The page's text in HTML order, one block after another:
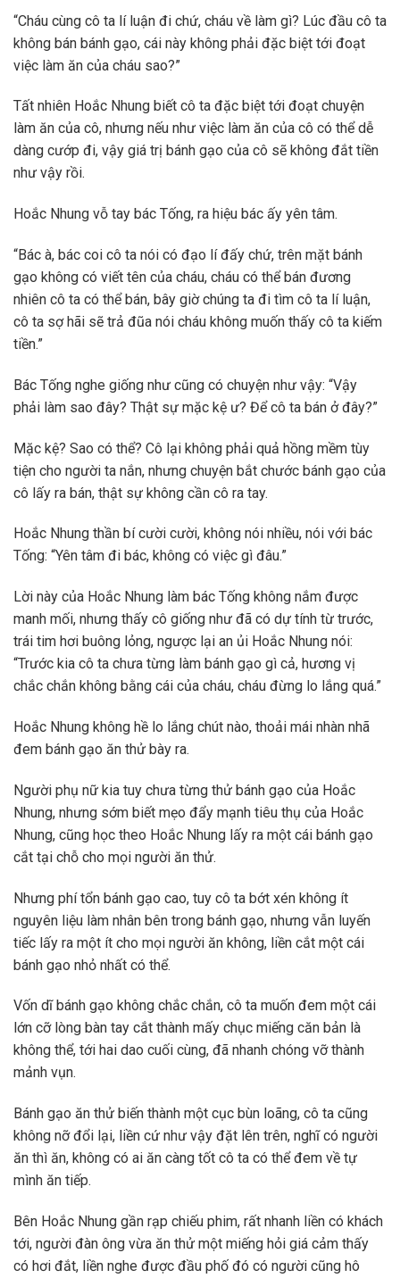
“Cháu cùng cô ta lí luận đi chứ, cháu về làm gì? Lúc đầu cô ta
không bán bánh gạo, cái này không phải đặc biệt tới đoạt
việc làm ăn của cháu sao?”
Tất nhiên Hoắc Nhung biết cô ta đặc biệt tới đoạt chuyện
làm ăn của cô, nhưng nếu như việc làm ăn của cô có thể dễ
dàng cướp đi, vậy giá trị bánh gạo của cô sẽ không đắt tiền
như vậy rồi.
Hoắc Nhung vỗ tay bác Tống, ra hiệu bác ấy yên tâm.
“Bác à, bác coi cô ta nói có đạo lí đấy chứ, trên mặt bánh
gạo không có viết tên của cháu, cháu có thể bán đương
nhiên cô ta có thể bán, bây giờ chúng ta đi tìm cô ta lí luận,
cô ta sợ hãi sẽ trả đũa nói cháu không muốn thấy cô ta kiếm
tiền.”
Bác Tống nghe giống như cũng có chuyện như vậy: “Vậy
phải làm sao đây? Thật sự mặc kệ ư? Để cô ta bán ở đây?”
Mặc kệ? Sao có thể? Cô lại không phải quả hồng mềm tùy
tiện cho người ta nắn, nhưng chuyện bắt chước bánh gạo của
cô lấy ra bán, thật sự không cần cô ra tay.
Hoắc Nhung thần bí cười cười, không nói nhiều, nói với bác
Tống: “Yên tâm đi bác, không có việc gì đâu.”
Lời này của Hoắc Nhung làm bác Tống không nắm được
manh mối, nhưng thấy cô giống như đã có dự tính từ trước,
trái tim hơi buông lỏng, ngược lại an ủi Hoắc Nhung nói:
“Trước kia cô ta chưa từng làm bánh gạo gì cả, hương vị
chắc chắn không bằng cái của cháu, cháu đừng lo lắng quá.”
Hoắc Nhung không hề lo lắng chút nào, thoải mái nhàn nhã
đem bánh gạo ăn thử bày ra.
Người phụ nữ kia tuy chưa từng thử bánh gạo của Hoắc
Nhung, nhưng sớm biết mẹo đẩy mạnh tiêu thụ của Hoắc
Nhung, cũng học theo Hoắc Nhung lấy ra một cái bánh gạo
cắt tại chỗ cho mọi người ăn thử.
Nhưng phí tổn bánh gạo cao, tuy cô ta bớt xén không ít
nguyên liệu làm nhân bên trong bánh gạo, nhưng vẫn luyến
tiếc lấy ra một ít cho mọi người ăn không, liền cắt một cái
bánh gạo nhỏ nhất có thể.
Vốn dĩ bánh gạo không chắc chắn, cô ta muốn đem một cái
lớn cỡ lòng bàn tay cắt thành mấy chục miếng căn bản là
không thể, tới hai dao cuối cùng, đã nhanh chóng vỡ thành
mảnh vụn.
Bánh gạo ăn thử biến thành một cục bùn loãng, cô ta cũng
không nỡ đổi lại, liền cứ như vậy đặt lên trên, nghĩ có người
ăn thì ăn, không có ai ăn càng tốt cô ta có thể đem về tự
mình ăn tiếp.
Bên Hoắc Nhung gần rạp chiếu phim, rất nhanh liền có khách
tới, người đàn ông vừa ăn thử một miếng hỏi giá cảm thấy
có hơi đắt, liền nghe được đầu phố đó có người cũng hô